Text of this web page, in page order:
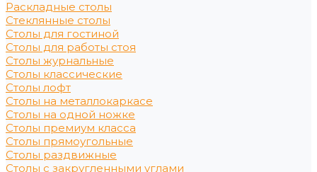
Раскладные столы
Стеклянные столы
Столы для гостиной
Столы для работы стоя
Столы журнальные
Столы классические
Столы лофт
Столы на металлокаркасе
Столы на одной ножке
Столы премиум класса
Столы прямоугольные
Столы раздвижные
Столы с закругленными углами